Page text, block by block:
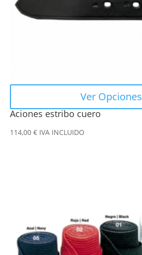
Aciones estribo cuero
114,00 € IVA INCLUIDO
Ver Opciones
elegir
producto
tiene
múltiples